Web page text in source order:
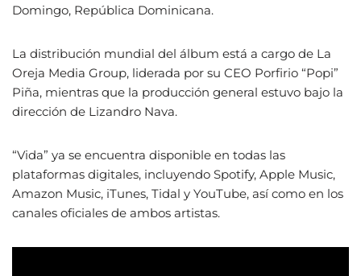
Domingo, República Dominicana.
La distribución mundial del álbum está a cargo de La
Oreja Media Group, liderada por su CEO Porfirio “Popi”
Piña, mientras que la producción general estuvo bajo la
dirección de Lizandro Nava.
“Vida” ya se encuentra disponible en todas las
plataformas digitales, incluyendo Spotify, Apple Music,
Amazon Music, iTunes, Tidal y YouTube, así como en los
canales oficiales de ambos artistas.